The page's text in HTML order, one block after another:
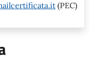
(PEC)